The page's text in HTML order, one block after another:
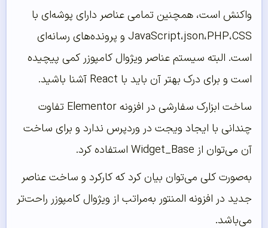
واکنش است، همچنین تمامی عناصر دارای پوشه‌ای با
JavaScript،json،PHP،CSS و پرونده‌های رسانه‌ای
است. البته سیستم عناصر ویژوال کامپوزر کمی پیچیده
است و برای درک بهتر آن باید با React آشنا باشید.
ساخت ابزارک سفارشی در افزونه Elementor تفاوت
چندانی با ایجاد ویجت در وردپرس ندارد و برای ساخت
آن می‌توان از Widget_Base استفاده کرد.
به‌صورت کلی می‌توان بیان کرد که کارکرد و ساخت عناصر
جدید در افزونه المنتور به‌مراتب از ویژوال کامپوزر راحت‌تر
می‌باشد.